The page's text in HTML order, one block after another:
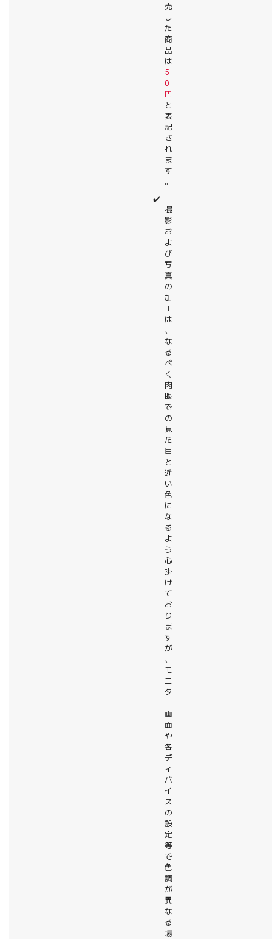
売
し
た
商
品
は
5
0
円
と
表
記
さ
れ
ま
す
。
✔️
撮
影
お
よ
び
写
真
の
加
工
は
、
な
る
べ
く
肉
眼
で
の
見
た
目
と
近
い
色
に
な
る
よ
う
心
掛
け
て
お
り
ま
す
が
、
モ
ニ
タ
ー
画
面
や
各
デ
ィ
バ
イ
ス
の
設
定
等
で
色
調
が
異
な
る
場